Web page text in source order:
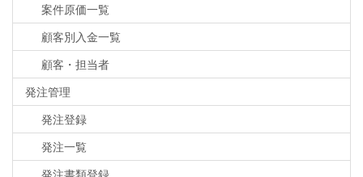
案件原価一覧
顧客別入金一覧
顧客・担当者
発注管理
発注登録
発注一覧
発注書類登録